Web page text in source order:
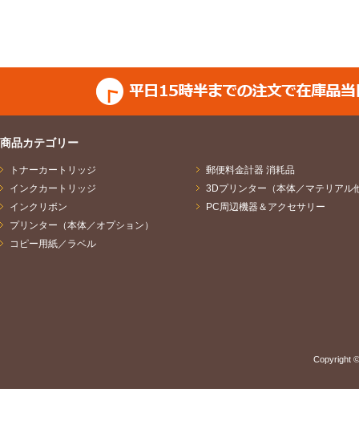
商品カテゴリー
トナーカートリッジ
インクカートリッジ
インクリボン
プリンター（本体／オプション）
コピー用紙／ラベル
郵便料金計器 消耗品
3Dプリンター（本体／マテリアル
PC周辺機器＆アクセサリー
Copyright